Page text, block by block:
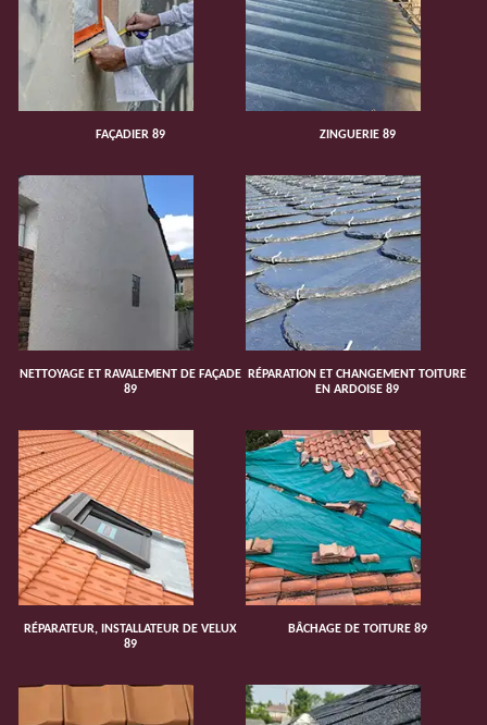
FAÇADIER 89 ZINGUERIE 89
NETTOYAGE ET RAVALEMENT DE FAÇADE
89
RÉPARATION ET CHANGEMENT TOITURE
EN ARDOISE 89
RÉPARATEUR, INSTALLATEUR DE VELUX
89
BÂCHAGE DE TOITURE 89